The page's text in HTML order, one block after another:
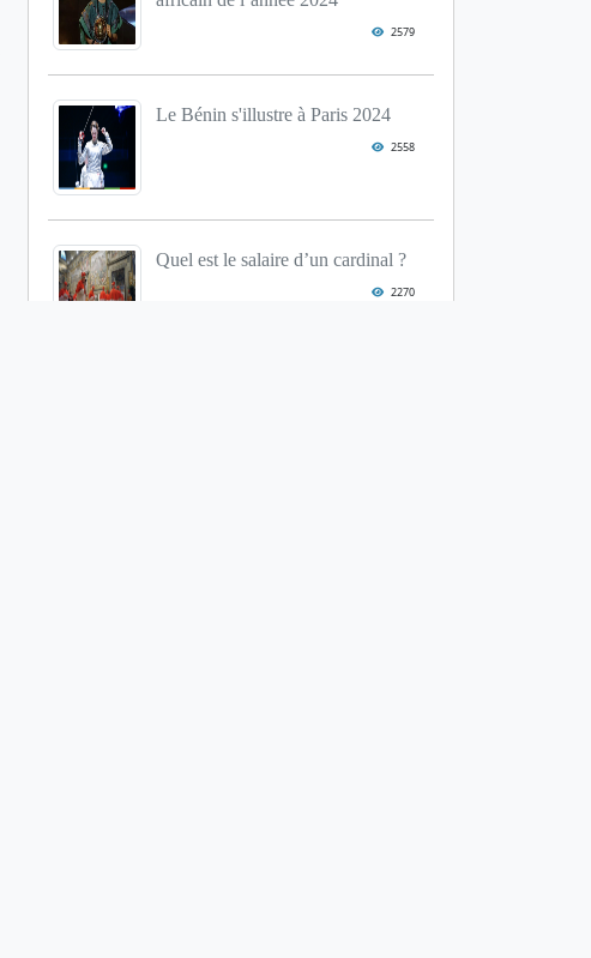
2579
Le Bénin s'illustre à Paris 2024
2558
Quel est le salaire d’un cardinal ?
2270